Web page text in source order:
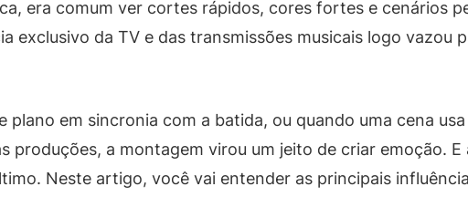
era comum ver cortes rápidos, cores fortes e cenários
exclusivo da TV e das transmissões musicais logo vazou
em sincronia com a batida, ou quando uma cena
produções, a montagem virou um jeito de criar emoção. E
Neste artigo, você vai entender as principais